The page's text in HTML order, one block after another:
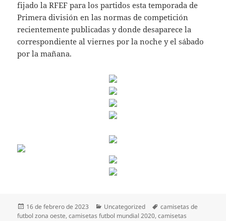
fijado la RFEF para los partidos esta temporada de
Primera división en las normas de competición
recientemente publicadas y donde desaparece la
correspondiente al viernes por la noche y el sábado
por la mañana.
Publicado
el
16 de febrero de 2023 Categorías
Uncategorized Etiquetas
camisetas de
futbol zona oeste,camisetas futbol mundial 2020,camisetas